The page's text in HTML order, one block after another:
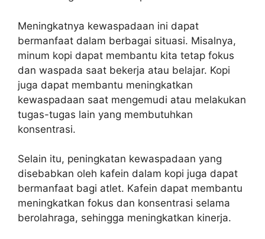
Meningkatnya kewaspadaan ini dapat
bermanfaat dalam berbagai situasi. Misalnya,
minum kopi dapat membantu kita tetap fokus
dan waspada saat bekerja atau belajar. Kopi
juga dapat membantu meningkatkan
kewaspadaan saat mengemudi atau melakukan
tugas-tugas lain yang membutuhkan
konsentrasi.
Selain itu, peningkatan kewaspadaan yang
disebabkan oleh kafein dalam kopi juga dapat
bermanfaat bagi atlet. Kafein dapat membantu
meningkatkan fokus dan konsentrasi selama
berolahraga, sehingga meningkatkan kinerja.